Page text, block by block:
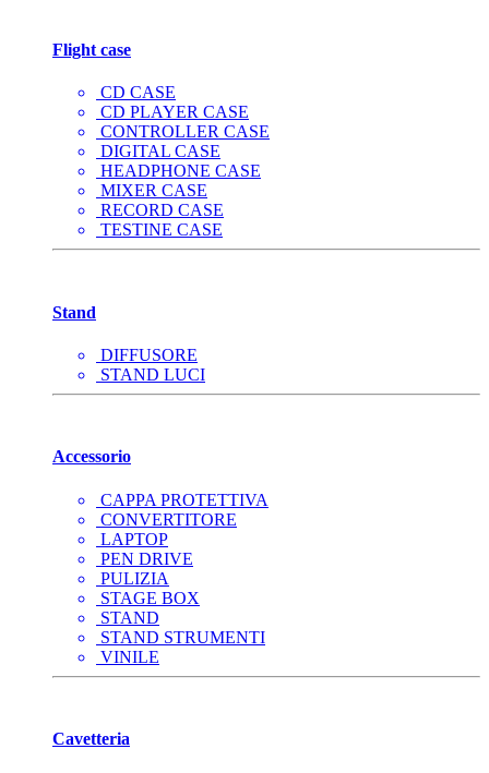
Flight case
CD CASE
CD PLAYER CASE
CONTROLLER CASE
DIGITAL CASE
HEADPHONE CASE
MIXER CASE
RECORD CASE
TESTINE CASE
Stand
DIFFUSORE
STAND LUCI
Accessorio
CAPPA PROTETTIVA
CONVERTITORE
LAPTOP
PEN DRIVE
PULIZIA
STAGE BOX
STAND
STAND STRUMENTI
VINILE
Cavetteria